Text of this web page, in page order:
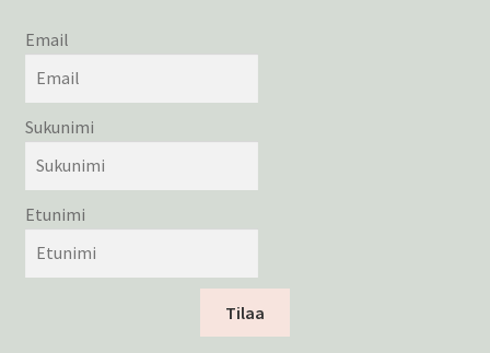
Email
Sukunimi
Etunimi
Tilaa